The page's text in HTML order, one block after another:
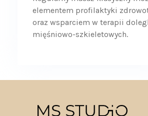
elementem profilaktyki
oraz wsparciem w terapii
mięśniowo-szkieletowych.